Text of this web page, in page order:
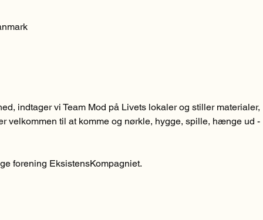
indtager vi Team Mod på Livets lokaler og stiller materialer,
velkommen til at komme og nørkle, hygge, spille, hænge ud -
forening EksistensKompagniet.